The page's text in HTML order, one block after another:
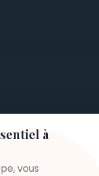
à
vous